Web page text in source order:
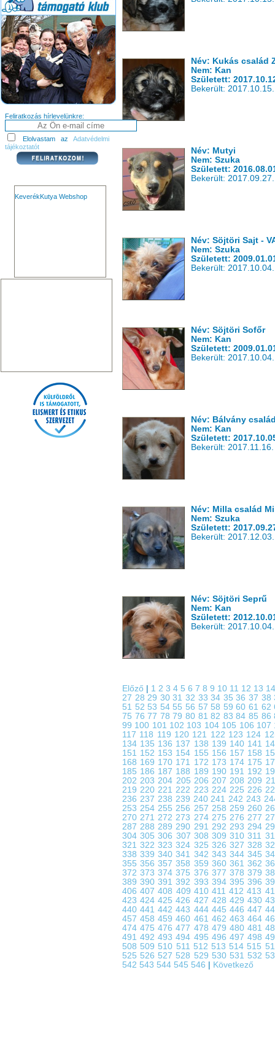
Feliratkozás hírlevelünkre:
Elolvastam az Adatvédelmi
tájékoztatót
KeverékKutya Webshop
Név: Kukás család
Nem: Kan
Született:
Bekerült: 2017.10.15.
Név: Mutyi
Nem: Szuka
Született:
Bekerült: 2017.09.27.
Név: Söjtöri Sajt -
Nem: Szuka
Született:
Bekerült: 2017.10.04.
Név: Söjtöri Sofőr
Nem: Kan
Született:
Bekerült: 2017.10.04.
Név: Bálvány
Nem: Kan
Született:
Bekerült: 2017.11.16.
Név: Milla család
Nem: Szuka
Született:
Bekerült: 2017.12.03.
Név: Söjtöri Seprű
Nem: Kan
Született:
Bekerült: 2017.10.04.
Előző 1 2 3 4 5 6 7 8 9 10 11 12 13
27 2829 303132 3334 353637 38
51 52 53 54 55 56 57 58 596061 62
75 7677 787980 8182 838485 86
99 100 101 102 103 104 105 106 107
117 118 119 120 121 122 123 124
134 135 136 137 138 139 140 141
151 152 153 154 155 156 157 158
168 169 170 171 172 173 174 175
185 186 187 188 189 190 191 192
202203204 205 206 207208209
219220221222 223 224 225 226
236 237 238 239 240241242243
253254255256 257 258 259 260
270271272273 274 275 276 277
287288289290 291 292 293 294
304305306 307 308 309310311
321322323324 325 326 327 328
338339340341 342 343 344 345
355356357358 359 360 361 362
372373374375 376 377 378 379
389390391392 393 394 395 396
406407408 409 410 411412413
423424425426 427 428 429 430
440441442443 444 445 446 447
457458459460 461 462 463 464
474475476477 478 479 480 481
491492493494 495 496 497 498
508 509 510 511 512 513 514 515
525 526 527 528 529 530 531 532
542 543 544 545 546 Következő